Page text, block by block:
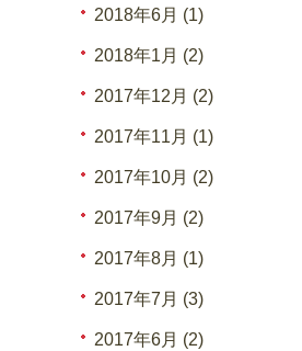
2018年6月 (1)
2018年1月 (2)
2017年12月 (2)
2017年11月 (1)
2017年10月 (2)
2017年9月 (2)
2017年8月 (1)
2017年7月 (3)
2017年6月 (2)